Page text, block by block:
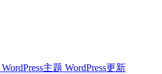
WordPress主题 WordPress更新